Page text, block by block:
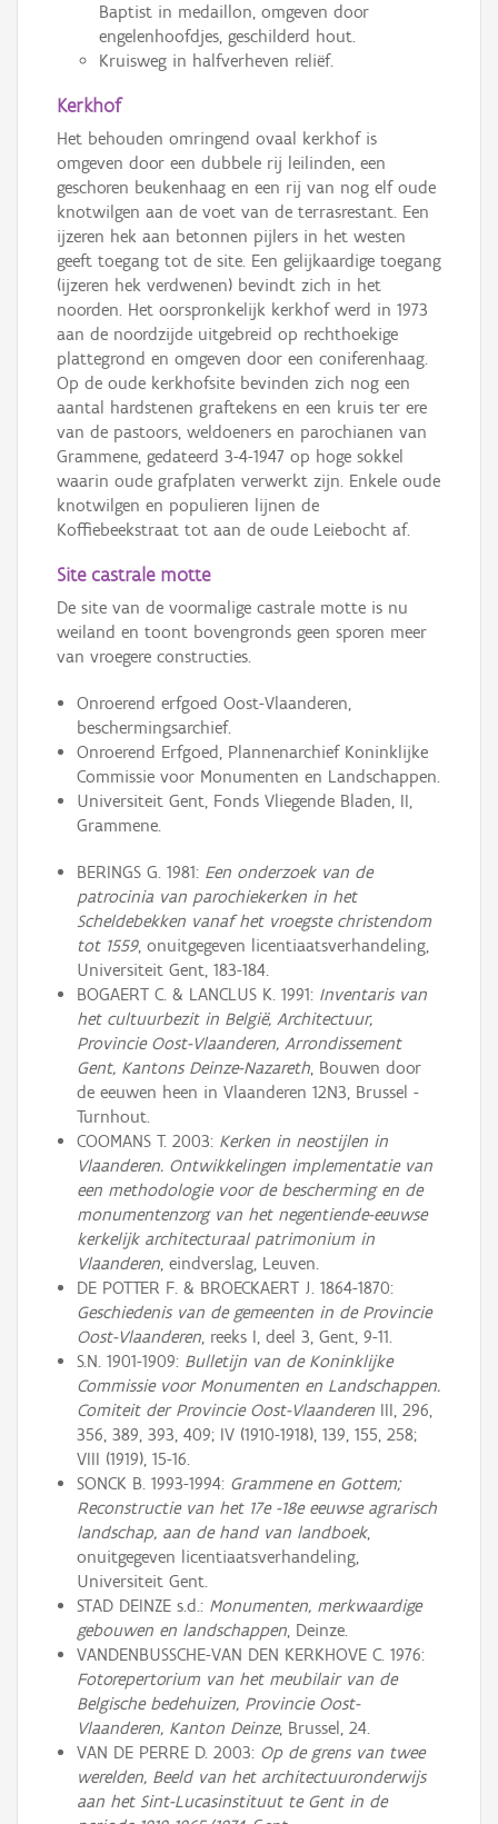
Baptist in medaillon, omgeven door
engelenhoofdjes, geschilderd hout.
Kruisweg in halfverheven reliëf.
Kerkhof
Het behouden omringend ovaal kerkhof is
omgeven door een dubbele rij leilinden, een
geschoren beukenhaag en een rij van nog elf oude
knotwilgen aan de voet van de terrasrestant. Een
ijzeren hek aan betonnen pijlers in het westen
geeft toegang tot de site. Een gelijkaardige toegang
(ijzeren hek verdwenen) bevindt zich in het
noorden. Het oorspronkelijk kerkhof werd in 1973
aan de noordzijde uitgebreid op rechthoekige
plattegrond en omgeven door een coniferenhaag.
Op de oude kerkhofsite bevinden zich nog een
aantal hardstenen graftekens en een kruis ter ere
van de pastoors, weldoeners en parochianen van
Grammene, gedateerd 3-4-1947 op hoge sokkel
waarin oude grafplaten verwerkt zijn. Enkele oude
knotwilgen en populieren lijnen de
Koffiebeekstraat tot aan de oude Leiebocht af.
Site castrale motte
De site van de voormalige castrale motte is nu
weiland en toont bovengronds geen sporen meer
van vroegere constructies.
Onroerend erfgoed Oost-Vlaanderen,
beschermingsarchief.
Onroerend Erfgoed, Plannenarchief Koninklijke
Commissie voor Monumenten en Landschappen.
Universiteit Gent, Fonds Vliegende Bladen, II,
Grammene.
BERINGS G. 1981: Een onderzoek van de
patrocinia van parochiekerken in het
Scheldebekken vanaf het vroegste christendom
tot 1559, onuitgegeven licentiaatsverhandeling,
Universiteit Gent, 183-184.
BOGAERT C. & LANCLUS K. 1991: Inventaris van
het cultuurbezit in België, Architectuur,
Provincie Oost-Vlaanderen, Arrondissement
Gent, Kantons Deinze-Nazareth, Bouwen door
de eeuwen heen in Vlaanderen 12N3, Brussel -
Turnhout.
COOMANS T. 2003: Kerken in neostijlen in
Vlaanderen. Ontwikkelingen implementatie van
een methodologie voor de bescherming en de
monumentenzorg van het negentiende-eeuwse
kerkelijk architecturaal patrimonium in
Vlaanderen, eindverslag, Leuven.
DE POTTER F. & BROECKAERT J. 1864-1870:
Geschiedenis van de gemeenten in de Provincie
Oost-Vlaanderen, reeks I, deel 3, Gent, 9-11.
S.N. 1901-1909: Bulletijn van de Koninklijke
Commissie voor Monumenten en Landschappen.
Comiteit der Provincie Oost-VlaanderenIII, 296,
356, 389, 393, 409; IV (1910-1918), 139, 155, 258;
VIII (1919), 15-16.
SONCK B. 1993-1994: Grammene en Gottem;
Reconstructie van het 17e -18e eeuwse agrarisch
landschap, aan de hand van landboek,
onuitgegeven licentiaatsverhandeling,
Universiteit Gent.
STAD DEINZE s.d.: Monumenten, merkwaardige
gebouwen en landschappen, Deinze.
VANDENBUSSCHE-VAN DEN KERKHOVE C. 1976:
Fotorepertorium van het meubilair van de
Belgische bedehuizen, Provincie Oost-
Vlaanderen, Kanton Deinze, Brussel, 24.
VAN DE PERRE D. 2003: Op de grens van twee
werelden, Beeld van het architectuuronderwijs
aan het Sint-Lucasinstituut te Gent in de